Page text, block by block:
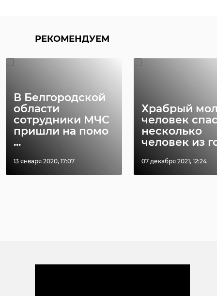
РЕКОМЕНДУЕМ
В Белгородской
области
сотрудники МЧС
пришли на помо
...
13 января 2020, 17:07
Храбрый
человек
несколько
человек из
07 декабря 2021, 12:24